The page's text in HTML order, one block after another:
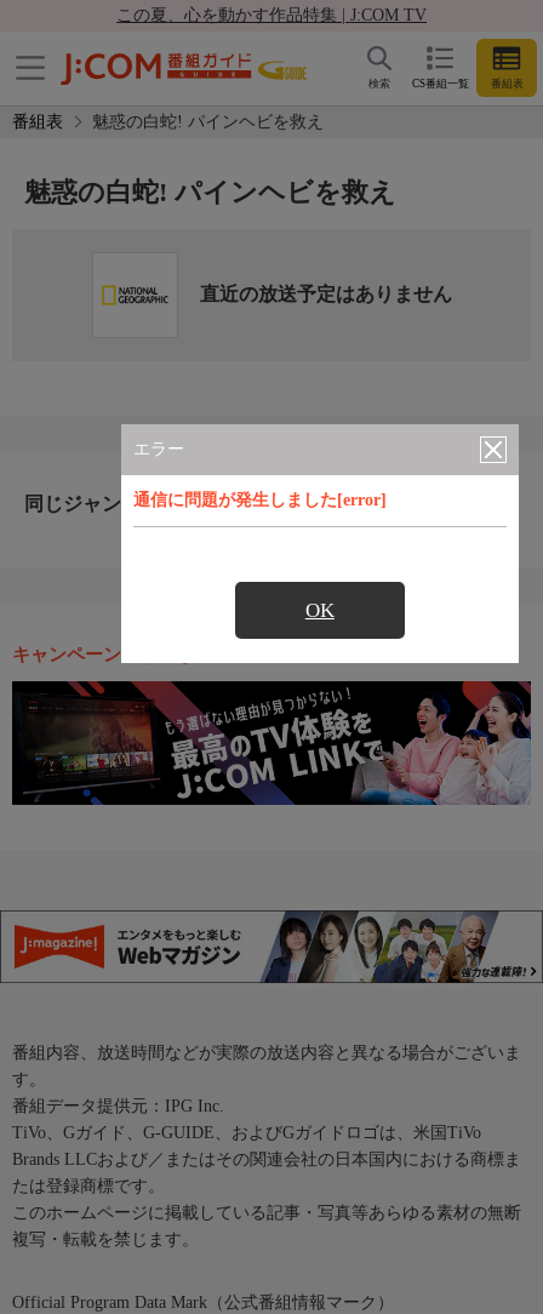
この夏、心を動かす作品特集 | J:COM TV
CS番組一覧 番組表
検索
番組表 魅惑の白蛇! パインヘビを救え
エラー
通信に問題が発生しました[error]
OK
魅惑の白蛇! パインヘビを救え
直近の放送予定はありません
同じジャンルのおすすめ番組
キャンペーン・お得な情報
番組内容、放送時間などが実際の放送内容と異なる場合がございま
す。
番組データ提供元：IPG Inc.
TiVo、Gガイド、G-GUIDE、およびGガイドロゴは、米国TiVo
Brands LLCおよび／またはその関連会社の日本国内における商標ま
たは登録商標です。
このホームページに掲載している記事・写真等あらゆる素材の無断
複写・転載を禁じます。
Official Program Data Mark（公式番組情報マーク）